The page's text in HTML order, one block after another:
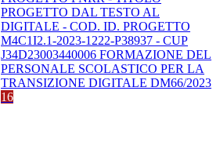
PROGETTO DAL TESTO AL
DIGITALE - COD. ID. PROGETTO
M4C1I2.1-2023-1222-P38937 - CUP
J34D23003440006 FORMAZIONE DEL
PERSONALE SCOLASTICO PER LA
TRANSIZIONE DIGITALE DM66/2023
16